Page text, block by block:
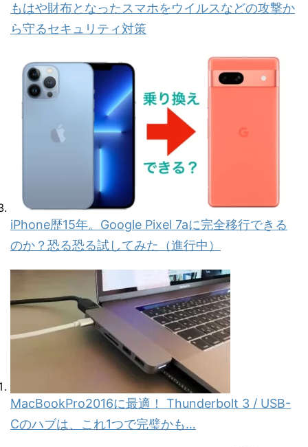
もはや財布となったスマホをウイルスなどの攻撃か
ら守るセキュリティ対策
iPhone歴15年。Google Pixel 7aに完全移行できる
のか？恐る恐る試してみた（進行中）
MacBookPro2016に最適！ Thunderbolt 3 / USB-
Cのハブは、これ1つで完璧かも…